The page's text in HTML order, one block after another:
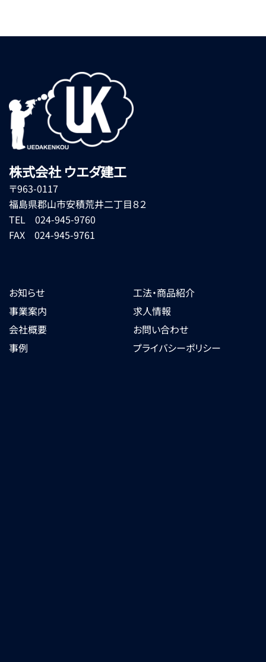
株式会社 ウエダ建工
〒963-0117
福島県郡山市安積荒井二丁目８２
TEL 024-945-9760
FAX 024-945-9761
お知らせ
工法・商品紹介
事業案内
求人情報
会社概要
お問い合わせ
事例
プライバシーポリシー